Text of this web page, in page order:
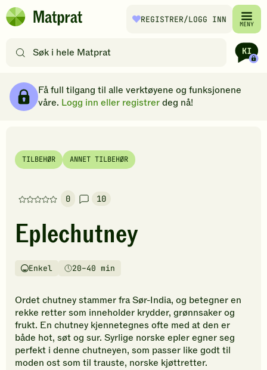
Hopp til hovedinnhold
Matprat
REGISTRER/LOGG INN MENY
etter
filtre
Få full tilgang til alle verktøyene og funksjonene
våre. Logg inn eller registrerdeg nå!
TILBEHØR ANNET TILBEHØR
0
Denne
har
foreløpig
vurderinger.
den
første
til
å
vurdere
denne
10
Eplechutney
Vanskelighetsgrad
Enkel
Tilberedningstid20–40 min
Ordet chutney stammer fra Sør-India, og betegner en
rekke retter som inneholder krydder, grønnsaker og
frukt. En chutney kjennetegnes ofte med at den er
både hot, søt og sur. Syrlige norske epler egner seg
perfekt i denne chutneyen, som passer like godt til
moden ost som til trauste, norske kjøttretter.